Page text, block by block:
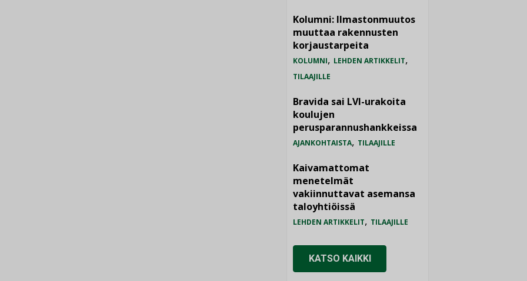
Kolumni: Ilmastonmuutos
muuttaa rakennusten
korjaustarpeita
KOLUMNI, LEHDEN ARTIKKELIT,
TILAAJILLE
Bravida sai LVI-urakoita
koulujen
perusparannushankkeissa
AJANKOHTAISTA, TILAAJILLE
Kaivamattomat
menetelmät
vakiinnuttavat asemansa
taloyhtiöissä
LEHDEN ARTIKKELIT, TILAAJILLE
KATSO KAIKKI